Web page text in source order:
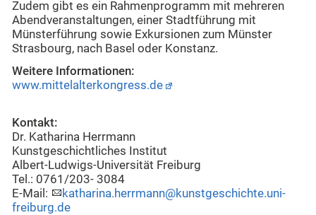
Zudem gibt es ein Rahmenprogramm mit mehreren
Abendveranstaltungen, einer Stadtführung mit
Münsterführung sowie Exkursionen zum Münster
Strasbourg, nach Basel oder Konstanz.
Weitere Informationen:
www.mittelalterkongress.de
Kontakt:
Dr. Katharina Herrmann
Kunstgeschichtliches Institut
Albert-Ludwigs-Universität Freiburg
Tel.: 0761/203- 3084
E-Mail:
katharina.herrmann@kunstgeschichte.uni-
freiburg.de